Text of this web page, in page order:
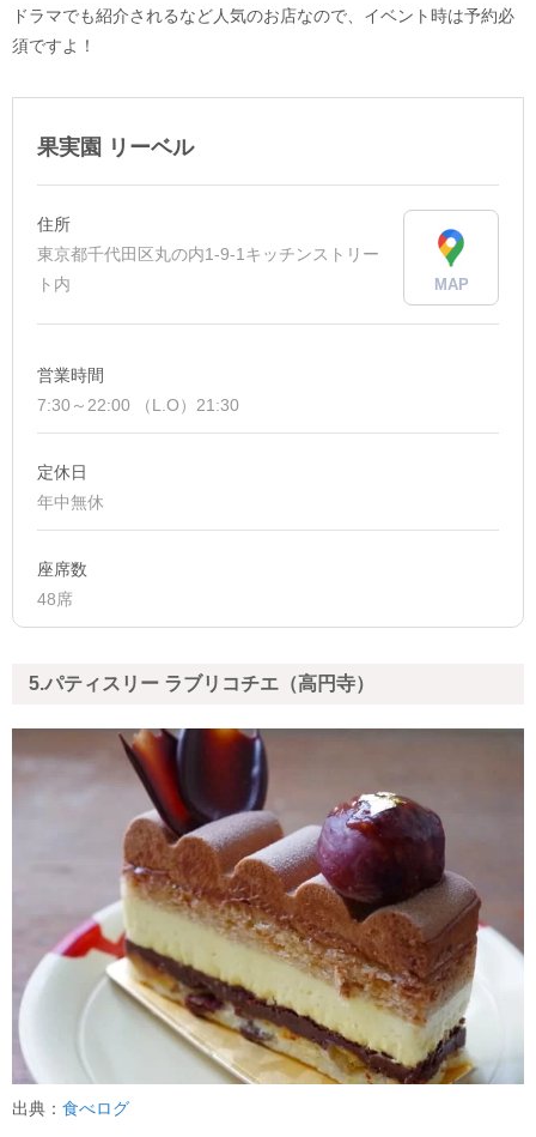
ドラマでも紹介されるなど人気のお店なので、イベント時は予約必
須ですよ！
果実園 リーベル
住所
東京都千代田区丸の内1-9-1キッチンストリー
ト内
MAP
営業時間
7:30～22:00 （L.O）21:30
定休日
年中無休
座席数
48席
5.パティスリー ラブリコチエ（高円寺）
出典： 食べログ